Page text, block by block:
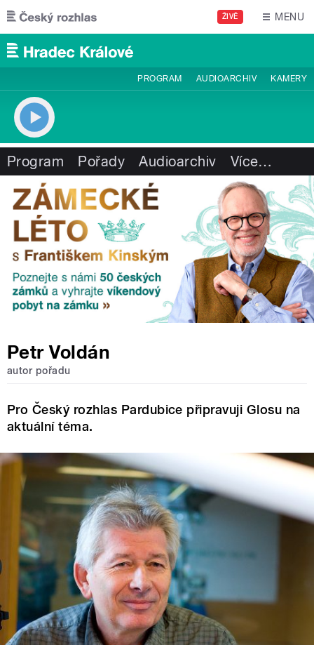
Přejít k hlavnímu obsahu
ŽIVĚ MENU
PROGRAM AUDIOARCHIV KAMERY
Program Pořady Audioarchiv Více…
Petr Voldán
autor pořadu
Pro Český rozhlas Pardubice připravuji Glosu na
aktuální téma.